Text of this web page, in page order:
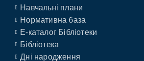
Навчальні плани
Нормативна база
E-каталог Бібліотеки
Бібліотека
Дні народження